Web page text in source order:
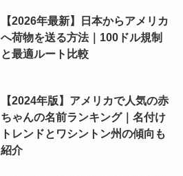
【2026年最新】日本からアメリカ
へ荷物を送る方法｜100ドル規制
と最適ルート比較
【2024年版】アメリカで人気の赤
ちゃんの名前ランキング｜名付け
トレンドとワシントン州の傾向も
紹介